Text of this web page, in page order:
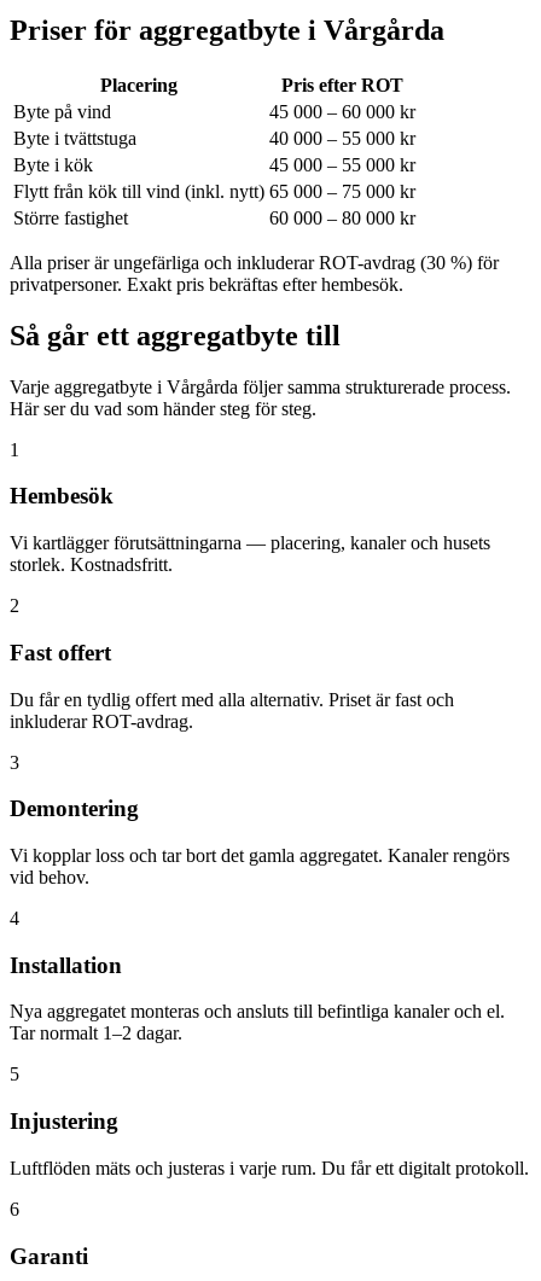
Priser för aggregatbyte i Vårgårda
Placering
Pris efter ROT
Byte på vind
45 000 – 60 000 kr
Byte i tvättstuga
40 000 – 55 000 kr
Byte i kök
45 000 – 55 000 kr
Flytt från kök till vind (inkl. nytt) 65 000 – 75 000 kr
Större fastighet
60 000 – 80 000 kr
Alla priser är ungefärliga och inkluderar ROT-avdrag (30 %) för
privatpersoner. Exakt pris bekräftas efter hembesök.
Så går ett aggregatbyte till
Varje aggregatbyte i Vårgårda följer samma strukturerade process.
Här ser du vad som händer steg för steg.
1
Hembesök
Vi kartlägger förutsättningarna — placering, kanaler och husets
storlek. Kostnadsfritt.
2
Fast offert
Du får en tydlig offert med alla alternativ. Priset är fast och
inkluderar ROT-avdrag.
3
Demontering
Vi kopplar loss och tar bort det gamla aggregatet. Kanaler rengörs
vid behov.
4
Installation
Nya aggregatet monteras och ansluts till befintliga kanaler och el.
Tar normalt 1–2 dagar.
5
Injustering
Luftflöden mäts och justeras i varje rum. Du får ett digitalt protokoll.
6
Garanti